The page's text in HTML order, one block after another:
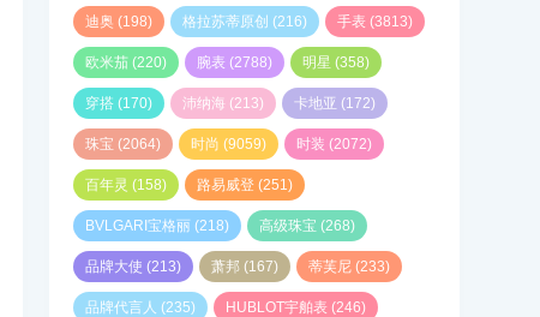
迪奥 (198) 格拉苏蒂原创 (216) 手表 (3813)
欧米茄 (220) 腕表 (2788) 明星 (358)
穿搭 (170) 沛纳海 (213) 卡地亚 (172)
珠宝 (2064) 时尚 (9059) 时装 (2072)
百年灵 (158) 路易威登 (251)
BVLGARI宝格丽 (218) 高级珠宝 (268)
品牌大使 (213) 萧邦 (167) 蒂芙尼 (233)
品牌代言人 (235) HUBLOT宇舶表 (246)